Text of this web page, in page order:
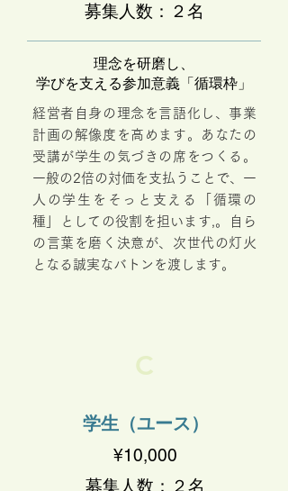
募集人数：２名
理念を研磨し、
学びを支える参加意義「循環枠」
経営者自身の理念を言語化し、事業
計画の解像度を高めます。あなたの
受講が学生の気づきの席をつくる。
一般の2倍の対価を支払うことで、一
人の学生をそっと支える「循環の
種」としての役割を担います,。自ら
の言葉を磨く決意が、次世代の灯火
となる誠実なバトンを渡します。
C
学生（ユース）
¥10,000
募集人数：２名